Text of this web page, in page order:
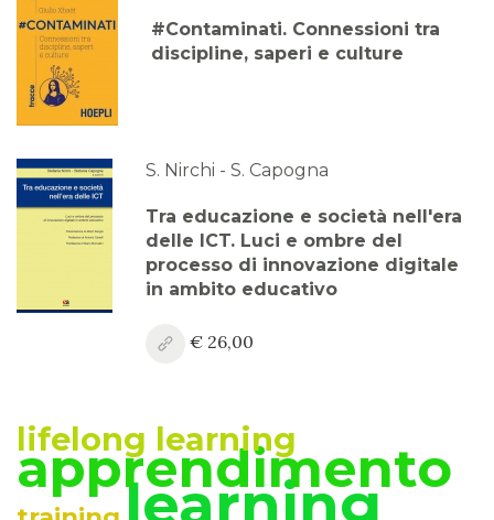
#Contaminati. Connessioni tra
discipline, saperi e culture
S. Nirchi - S. Capogna
Tra educazione e società nell'era
delle ICT. Luci e ombre del
processo di innovazione digitale
in ambito educativo
€ 26,00
lifelong learning
apprendimento
learning